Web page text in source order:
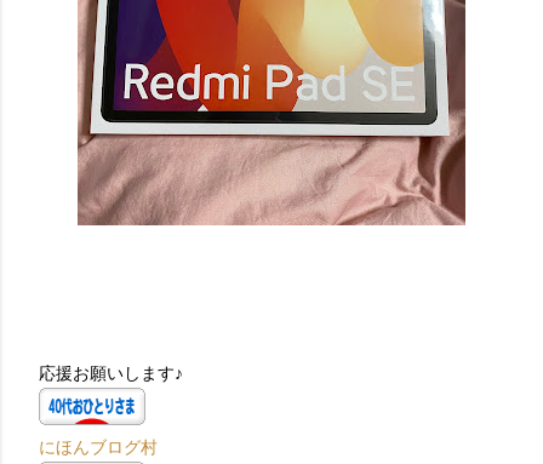
応援お願いします♪
にほんブログ村